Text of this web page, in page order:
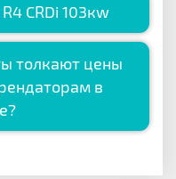
CRDi 103кw
толкают цены
в